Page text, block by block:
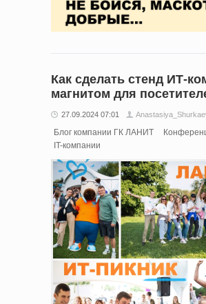
Как сделать стенд ИТ-
магнитом для
27.09.2024 07:01
Блог компании ГК ЛАНИТ
IT-компании